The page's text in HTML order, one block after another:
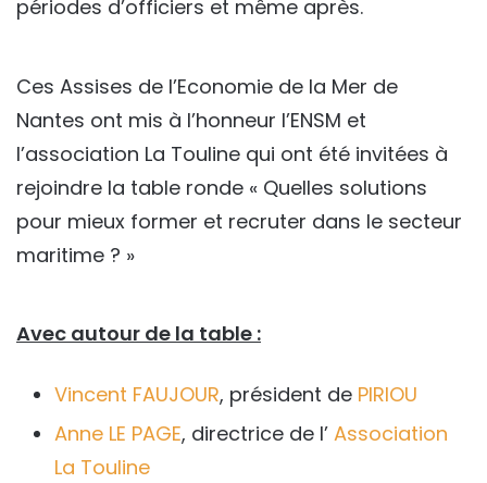
périodes d’officiers et même après.
Ces Assises de l’Economie de la Mer de
Nantes ont mis à l’honneur l’ENSM et
l’association La Touline qui ont été invitées à
rejoindre la table ronde « Quelles solutions
pour mieux former et recruter dans le secteur
maritime ? »
Avec autour de la table :
Vincent FAUJOUR, président de PIRIOU
Anne LE PAGE, directrice de l’ Association
La Touline